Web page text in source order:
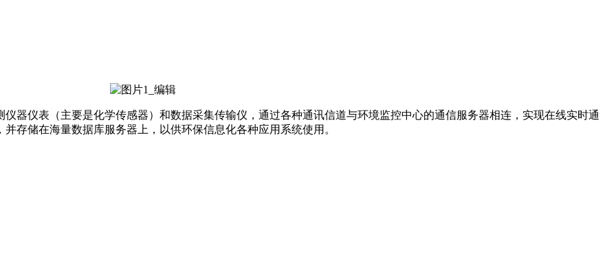
器仪表（主要是化学传感器）和数据采集传输仪，通过各种通讯信道与环境监控中心的通信服务器相连，实现在线实时通
存储在海量数据库服务器上，以供环保信息化各种应用系统使用。